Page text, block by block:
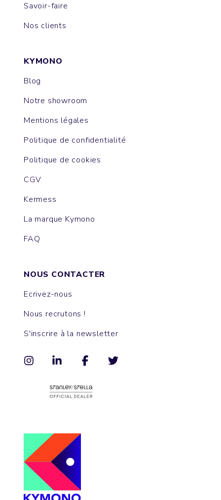
Savoir-faire
Nos clients
KYMONO
Blog
Notre showroom
Mentions légales
Politique de confidentialité
Politique de cookies
CGV
Kermess
La marque Kymono
FAQ
NOUS CONTACTER
Ecrivez-nous
Nous recrutons !
S'inscrire à la newsletter